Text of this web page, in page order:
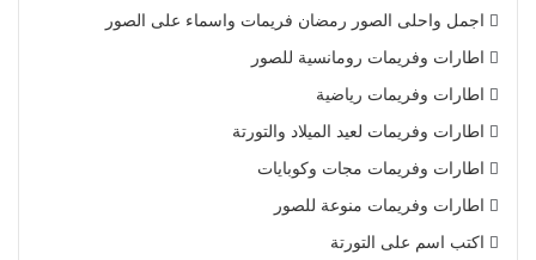
اجمل واحلى الصور رمضان فريمات واسماء على الصور
اطارات وفريمات رومانسية للصور
اطارات وفريمات رياضية
اطارات وفريمات لعيد الميلاد والتورتة
اطارات وفريمات مجات وكوبايات
اطارات وفريمات منوعة للصور
اكتب اسم على التورتة